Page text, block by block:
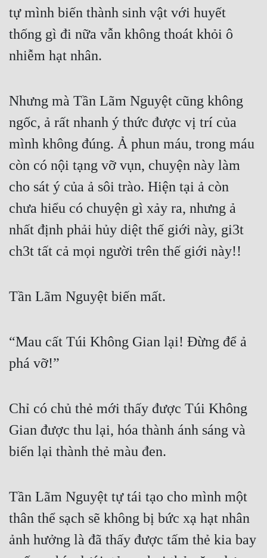
Trọng Sinh
Tu Chân
Tu Tiên
Vô Địch
Võ Hiệp
Xuyên Không
Xuyên Nhanh
Xuyên Sách
Xuyên Thư
Đô Thị
Đông Phương Huyền Huyễn
Đồng Nhân
Cẩu Đạo Trường Sinh
Xây Dựng Thế Lực
tự mình biến thành sinh vật với huyết
thống gì đi nữa vẫn không thoát khỏi ô
nhiễm hạt nhân.
Nhưng mà Tần Lãm Nguyệt cũng không
ngốc, ả rất nhanh ý thức được vị trí của
mình không đúng. Ả phun máu, trong máu
còn có nội tạng vỡ vụn, chuyện này làm
cho sát ý của ả sôi trào. Hiện tại ả còn
chưa hiểu có chuyện gì xảy ra, nhưng ả
nhất định phải hủy diệt thế giới này, gi3t
ch3t tất cả mọi người trên thế giới này!!
Tần Lãm Nguyệt biến mất.
“Mau cất Túi Không Gian lại! Đừng để ả
phá vỡ!”
Chỉ có chủ thẻ mới thấy được Túi Không
Gian được thu lại, hóa thành ánh sáng và
biến lại thành thẻ màu đen.
Tần Lãm Nguyệt tự tái tạo cho mình một
thân thể sạch sẽ không bị bức xạ hạt nhân
ảnh hưởng là đã thấy được tấm thẻ kia bay